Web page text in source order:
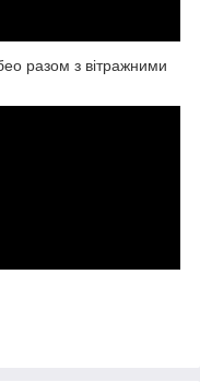
разом з вітражними